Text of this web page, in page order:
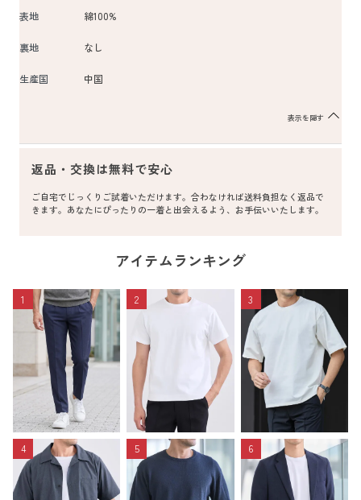
表地 綿100%
裏地 なし
生産国 中国
表示を隠す
返品・交換は無料で安心
ご自宅でじっくりご試着いただけます。合わなければ送料負担なく返品で
きます。あなたにぴったりの一着と出会えるよう、お手伝いいたします。
アイテムランキング
1 2 3
4 5 6